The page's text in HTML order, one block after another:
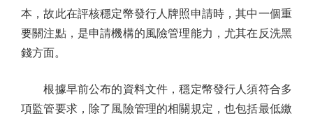
本，故此在評核穩定幣發行人牌照申請時，其中一個重
要關注點，是申請機構的風險管理能力，尤其在反洗黑
錢方面。
根據早前公布的資料文件，穩定幣發行人須符合多
項監管要求，除了風險管理的相關規定，也包括最低繳